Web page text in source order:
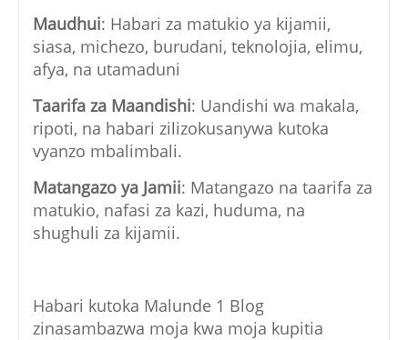
Maudhui: Habari za matukio ya kijamii,
siasa, michezo, burudani, teknolojia, elimu,
afya, na utamaduni
Taarifa za Maandishi: Uandishi wa makala,
ripoti, na habari zilizokusanywa kutoka
vyanzo mbalimbali.
Matangazo ya Jamii: Matangazo na taarifa za
matukio, nafasi za kazi, huduma, na
shughuli za kijamii.
Habari kutoka Malunde 1 Blog
zinasambazwa moja kwa moja kupitia